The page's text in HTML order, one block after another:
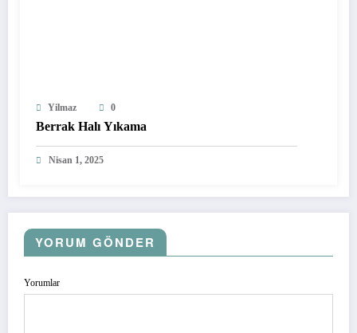
Yilmaz 0
Berrak Halı Yıkama
Nisan 1, 2025
YORUM GÖNDER
Yorumlar